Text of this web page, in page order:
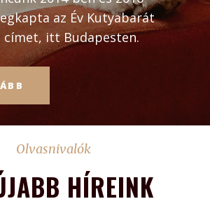
az Év Kutyabarát
címet, itt Budapesten.
Olvasnivalók
HÍREINK